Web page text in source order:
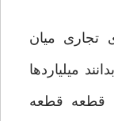
تجارى ميان
ميلياردها
قطعه قطعه